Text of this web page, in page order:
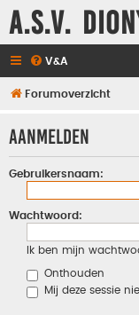
A.S.V.
V&A
Forumoverzicht
Aanmelden
Gebruikersnaam:
Wachtwoord:
Ik ben mijn
Onthouden
Mij deze sessie